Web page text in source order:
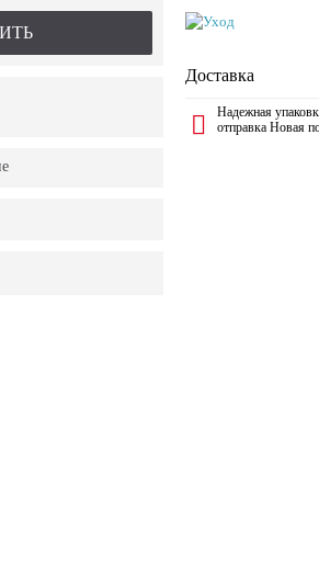
Доставка
Надежная
отправка Новая